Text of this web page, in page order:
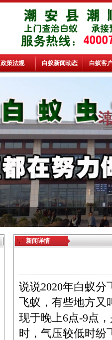
政策法规 白蚁新闻动态 白蚁客
新闻详情
说说2020年白
飞蚁，有些地方又
现于晚上6点-9点
时，气压较低时纷